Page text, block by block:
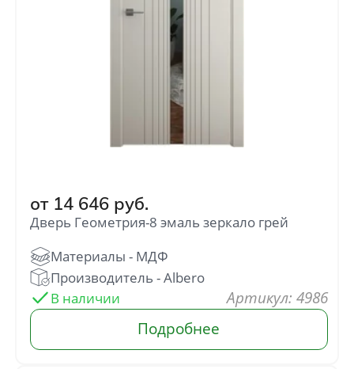
от 14 646 руб.
Дверь Геометрия-8 эмаль зеркало грей
: 4986